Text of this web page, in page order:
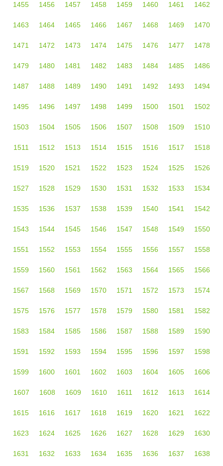
1455 1456 1457 1458 1459 1460 1461 1462
1463 1464 1465 1466 1467 1468 1469 1470
1471 1472 1473 1474 1475 1476 1477 1478
1479 1480 1481 1482 1483 1484 1485 1486
1487 1488 1489 1490 1491 1492 1493 1494
1495 1496 1497 1498 1499 1500 1501 1502
1503 1504 1505 1506 1507 1508 1509 1510
1511 1512 1513 1514 1515 1516 1517 1518
1519 1520 1521 1522 1523 1524 1525 1526
1527 1528 1529 1530 1531 1532 1533 1534
1535 1536 1537 1538 1539 1540 1541 1542
1543 1544 1545 1546 1547 1548 1549 1550
1551 1552 1553 1554 1555 1556 1557 1558
1559 1560 1561 1562 1563 1564 1565 1566
1567 1568 1569 1570 1571 1572 1573 1574
1575 1576 1577 1578 1579 1580 1581 1582
1583 1584 1585 1586 1587 1588 1589 1590
1591 1592 1593 1594 1595 1596 1597 1598
1599 1600 1601 1602 1603 1604 1605 1606
1607 1608 1609 1610 1611 1612 1613 1614
1615 1616 1617 1618 1619 1620 1621 1622
1623 1624 1625 1626 1627 1628 1629 1630
1631 1632 1633 1634 1635 1636 1637 1638